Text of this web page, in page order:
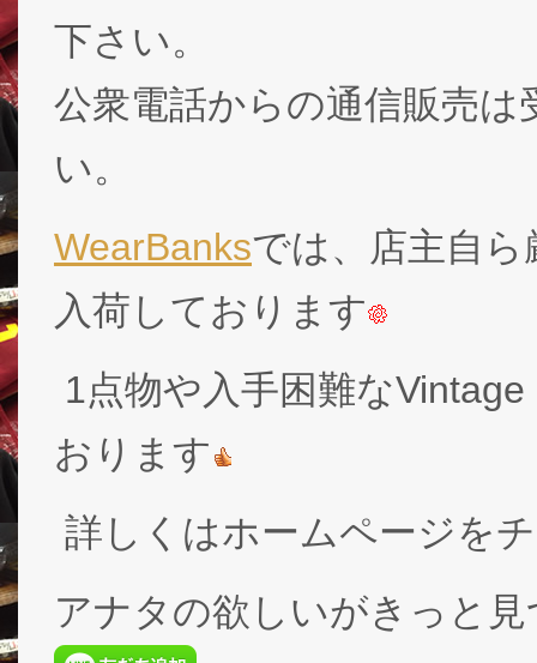
下さい。
公衆電話からの通信販売
い。
WearBanksでは、店主自
入荷しております
1点物や入手困難な
おります
詳しくはホームページを
アナタの欲しいがきっと